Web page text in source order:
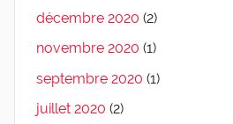
décembre 2020 (2)
novembre 2020 (1)
septembre 2020 (1)
juillet 2020 (2)